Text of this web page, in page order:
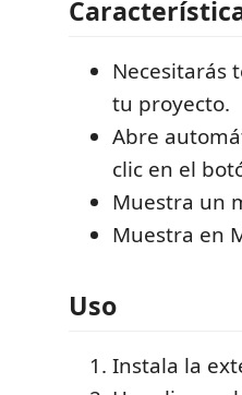
Necesitarás
tu proyecto.
Abre
clic en el
Muestra un
Muestra en
Uso
Instala la